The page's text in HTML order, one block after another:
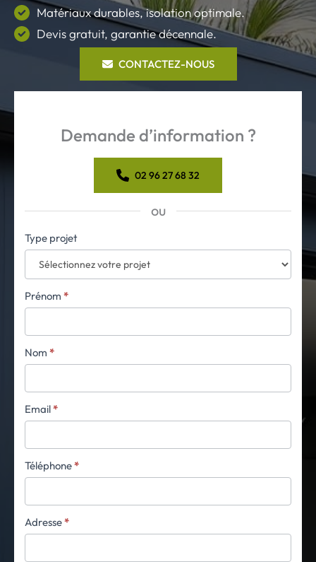
Matériaux durables, isolation optimale.
Devis gratuit, garantie décennale.
CONTACTEZ-NOUS
Demande d’information ?
02 96 27 68 32
ou
Formulaire
simple
téléphone
Type projet
Prénom *
Nom *
Email*
Téléphone*
Adresse*